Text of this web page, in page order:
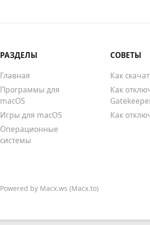
РАЗДЕЛЫ
Главная
Программы для
macOS
Игры для macOS
Операционные
системы
СОВЕТЫ
Как
Как
Как
Powered by Macx.ws (Macx.to)